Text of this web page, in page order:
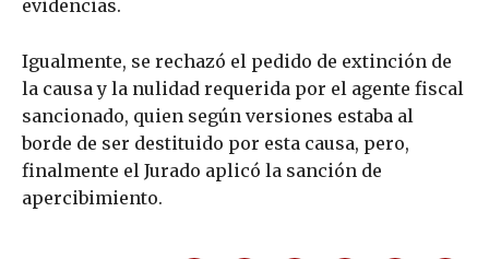
evidencias.
Igualmente, se rechazó el pedido de extinción de
la causa y la nulidad requerida por el agente fiscal
sancionado, quien según versiones estaba al
borde de ser destituido por esta causa, pero,
finalmente el Jurado aplicó la sanción de
apercibimiento.